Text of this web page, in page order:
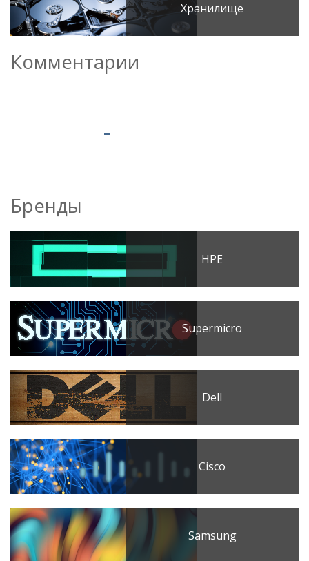
Хранилище
Комментарии
Бренды
HPE
Supermicro
Dell
Cisco
Samsung